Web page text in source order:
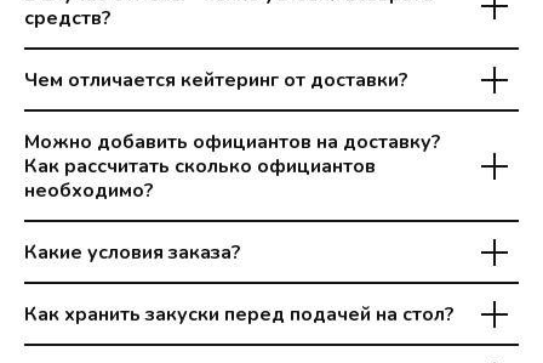
средств?
Чем отличается кейтеринг от доставки?
Можно добавить официантов на доставку?
Как рассчитать сколько официантов
необходимо?
Какие условия заказа?
Как хранить закуски перед подачей на стол?